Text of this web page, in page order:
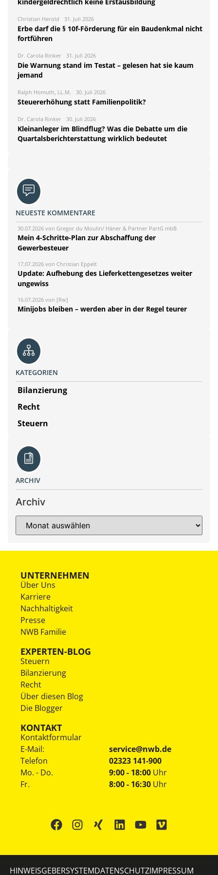
Christian Herold 31. Juli 2026
Erbe darf die § 10f-Förderung für ein Baudenkmal nicht
fortführen
Dr. Carola Rinker 31. Juli 2026
Die Warnung stand im Testat – gelesen hat sie kaum
jemand
Ralph Homuth, LL.M. 30. Juli 2026
Steuererhöhung statt Familienpolitik?
Dr. Carola Rinker 30. Juli 2026
Kleinanleger im Blindflug? Was die Debatte um die
Quartalsberichterstattung wirklich bedeutet
NEUESTE KOMMENTARE
30.07.2026 von Gregor du Moulin/ Häner & Partner PartG mbB
Mein 4-Schritte-Plan zur Abschaffung der
Gewerbesteuer
17.07.2026 von Christian Eppelt
Update: Aufhebung des Lieferkettengesetzes weiter
ungewiss
16.07.2026 von [Rw]
Minijobs bleiben – werden aber in der Regel teurer
KATEGORIEN
Bilanzierung
Recht
Steuern
ARCHIV
Archiv
UNTERNEHMEN
Über Uns
Karriere
Nachhaltigkeit
Presse
NWB Familie
EXPERTEN-BLOG
Steuern
Bilanzierung
Recht
Über diesen Blog
Die Blogger
KONTAKT
Kontaktformular
E-Mail:
service@nwb.de
Telefon
02323 141-900
Mo. - Do.
Fr.
9:00 - 18:00 Uhr
8:00 - 16:30 Uhr
HINWEISGEBERSYSTEMDATENSCHUTZIMPRESSUM